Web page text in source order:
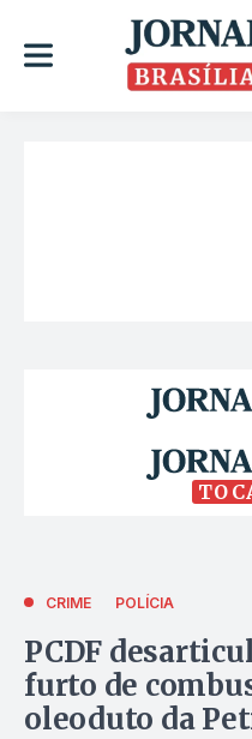
CRIME POLÍCIA
PCDF
furto de
oleoduto da